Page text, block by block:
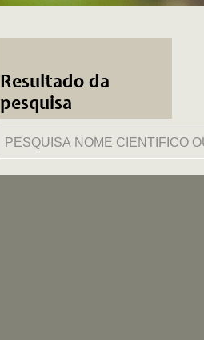
Resultado da
pesquisa